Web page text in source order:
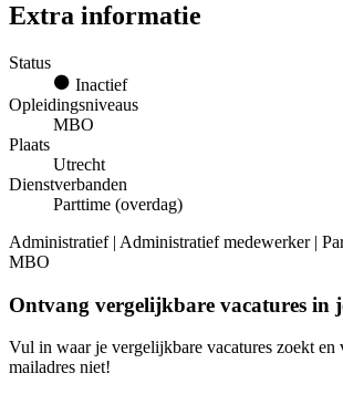
Extra informatie
Status
Inactief
Opleidingsniveaus
MBO
Plaats
Utrecht
Dienstverbanden
Parttime (overdag)
Administratief | Administratief medewerker |
MBO
Ontvang vergelijkbare vacatures in
Vul in waar je vergelijkbare vacatures zoekt en
mailadres niet!